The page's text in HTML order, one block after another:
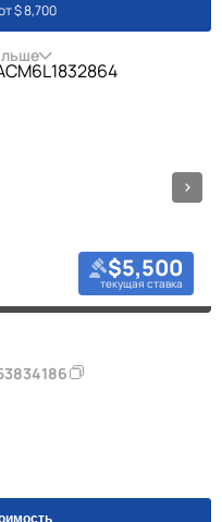
$ 8,700
$5,500
текущая ставка